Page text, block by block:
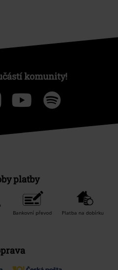
komunity!
platby
Bankovní převod Platba na dobírku